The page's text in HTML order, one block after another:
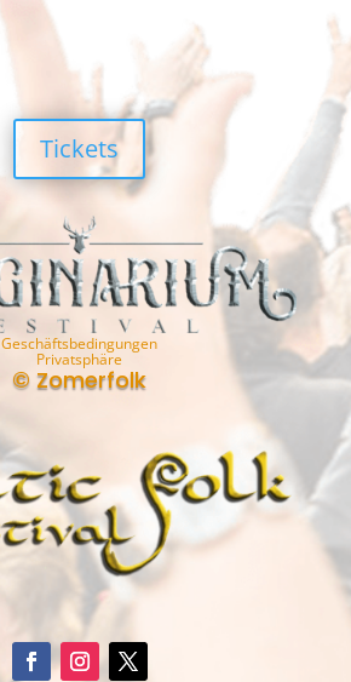
Tickets
Geschäftsbedingungen
Privatsphäre
© Zomerfolk